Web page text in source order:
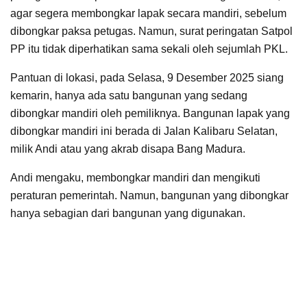
agar segera membongkar lapak secara mandiri, sebelum
dibongkar paksa petugas. Namun, surat peringatan Satpol
PP itu tidak diperhatikan sama sekali oleh sejumlah PKL.
Pantuan di lokasi, pada Selasa, 9 Desember 2025 siang
kemarin, hanya ada satu bangunan yang sedang
dibongkar mandiri oleh pemiliknya. Bangunan lapak yang
dibongkar mandiri ini berada di Jalan Kalibaru Selatan,
milik Andi atau yang akrab disapa Bang Madura.
Andi mengaku, membongkar mandiri dan mengikuti
peraturan pemerintah. Namun, bangunan yang dibongkar
hanya sebagian dari bangunan yang digunakan.